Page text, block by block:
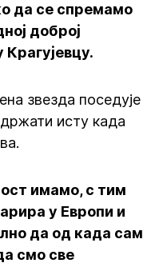
да се спремамо
доброј
звезда поседује
исту када
имамо, с тим
у Европи и
да од када сам
смо све